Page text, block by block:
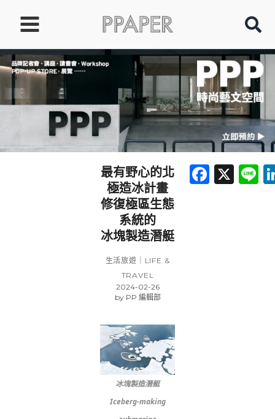
要
內
最有野心的北
極造冰計畫
修復極區生態
系統的
冰塊製造潛艇
生活旅遊｜LIFE &
TRAVEL
2024-02-26
byPP 編輯部
冰塊製造潛艇
Iceberg-making
X